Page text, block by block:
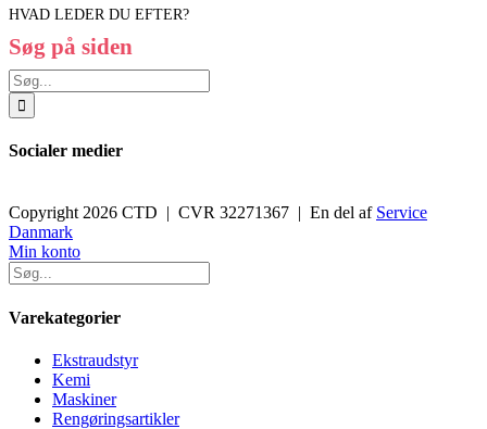
HVAD LEDER DU EFTER?
Søg på siden
Søg
efter:
Socialer medier
Copyright 2026 CTD | CVR 32271367 | En del af Service
Danmark
Toggle
Sliding
Bar
Area
Min konto
Varekategorier
Ekstraudstyr
Kemi
Maskiner
Rengøringsartikler